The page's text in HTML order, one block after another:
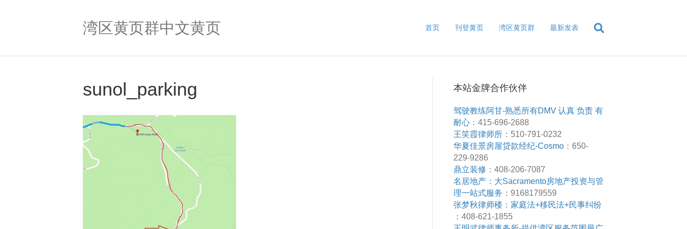
湾区黄页群中文黄页 首页 刊登黄页 湾区黄页群 最新发表
sunol_parking 本站金牌合作伙伴
驾驶教练阿甘-熟悉所有DMV 认真 负责 有
耐心 ：415-696-2688
王笑霞律师所 ：510-791-0232
华夏佳景房屋贷款经纪-Cosmo ：650-
229-9286
鼎立装修 ：408-206-7087
名居地产：大Sacramento房地产投资与管
理一站式服务 ：9168179559
张梦秋律师楼：家庭法+移民法+民事纠纷
：408-621-1855